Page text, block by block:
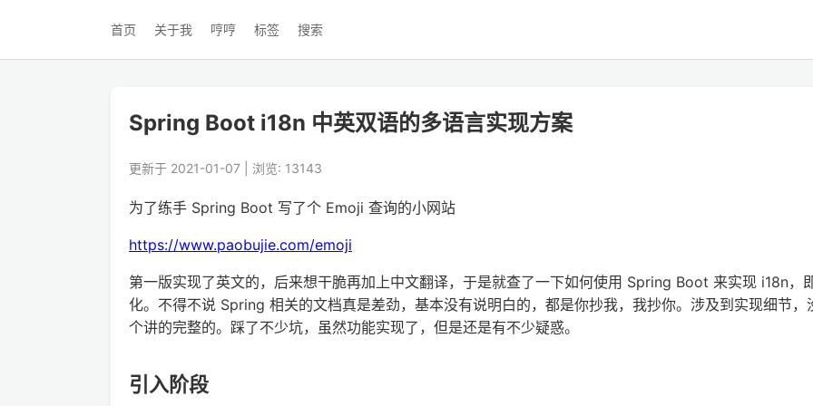
首页 关于我 哼哼 标签 搜索
Spring Boot i18n 中英双语的多语言实现方案
更新于 2021-01-07 | 浏览: 13143
为了练手 Spring Boot 写了个 Emoji 查询的小网站
https://www.paobujie.com/emoji
第一版实现了英文的，后来想干脆再加上中文翻译，于是就查了一下如何使用 Spring Boot 来实现 i18n，
化。不得不说 Spring 相关的文档真是差劲，基本没有说明白的，都是你抄我，我抄你。涉及到实现细节，
个讲的完整的。踩了不少坑，虽然功能实现了，但是还是有不少疑惑。
引入阶段